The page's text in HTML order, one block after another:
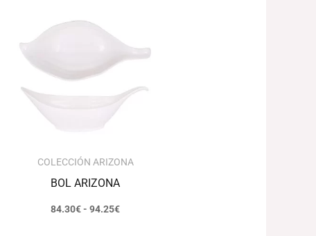
COLECCIÓN ARIZONA
BOL ARIZONA
84.30€- 94.25€
desde
84.30€
94.25€